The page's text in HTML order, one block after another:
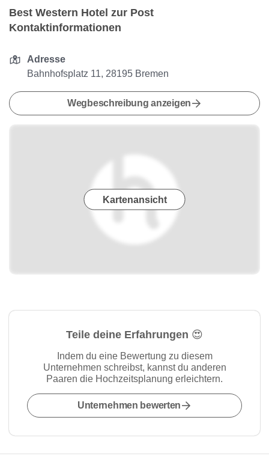
Best Western Hotel zur Post
Kontaktinformationen
Adresse
Bahnhofsplatz 11, 28195 Bremen
Wegbeschreibung anzeigen
Kartenansicht
Teile deine Erfahrungen 😍
Indem du eine Bewertung zu diesem
Unternehmen schreibst, kannst du anderen
Paaren die Hochzeitsplanung erleichtern.
Unternehmen bewerten